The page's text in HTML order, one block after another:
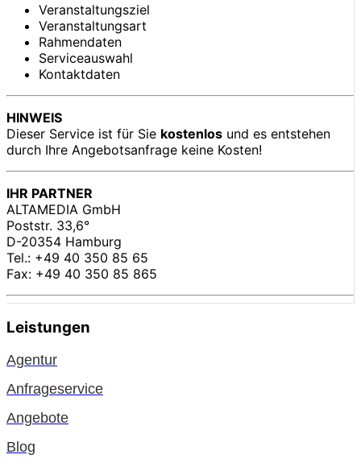
Veranstaltungsziel
Veranstaltungsart
Rahmendaten
Serviceauswahl
Kontaktdaten
HINWEIS
Dieser Service ist für Sie kostenlos und es entstehen
durch Ihre Angebotsanfrage keine Kosten!
IHR PARTNER
ALTAMEDIA GmbH
Poststr. 33,6°
D-20354 Hamburg
Tel.: +49 40 350 85 65
Fax: +49 40 350 85 865
Leistungen
Agentur
Anfrageservice
Angebote
Blog